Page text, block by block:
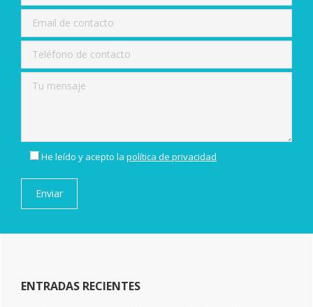
He leído y acepto lapolítica de privacidad
ENTRADAS RECIENTES